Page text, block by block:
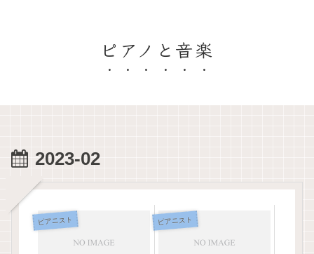
ピアノと音楽
2023-02
ピアニスト ピアニスト